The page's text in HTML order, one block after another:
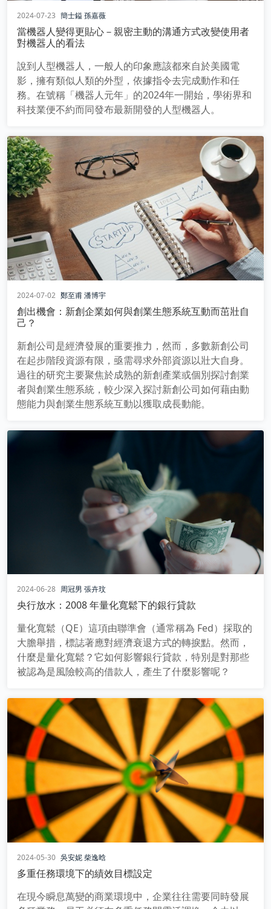
2024-07-23 簡士鎰孫嘉薇
當機器人變得更貼心－親密主動的溝通方式改變使用者
對機器人的看法
說到人型機器人，一般人的印象應該都來自於美國電
影，擁有類似人類的外型，依據指令去完成動作和任
務。在號稱「機器人元年」的2024年一開始，學術界和
科技業便不約而同發布最新開發的人型機器人。
2024-07-02 鄭至甫潘博宇
創出機會：新創企業如何與創業生態系統互動而茁壯自
己？
新創公司是經濟發展的重要推力，然而，多數新創公司
在起步階段資源有限，亟需尋求外部資源以壯大自身。
過往的研究主要聚焦於成熟的新創產業或個別探討創業
者與創業生態系統，較少深入探討新創公司如何藉由動
態能力與創業生態系統互動以獲取成長動能。
2024-06-28 周冠男 張卉玟
央行放水：2008 年量化寬鬆下的銀行貸款
量化寬鬆（QE）這項由聯準會（通常稱為 Fed）採取的
大膽舉措，標誌著應對經濟衰退方式的轉捩點。然而，
什麼是量化寬鬆？它如何影響銀行貸款，特別是對那些
被認為是風險較高的借款人，產生了什麼影響呢？
2024-05-30 吳安妮柴逸晗
多重任務環境下的績效目標設定
在現今瞬息萬變的商業環境中，企業往往需要同時發展